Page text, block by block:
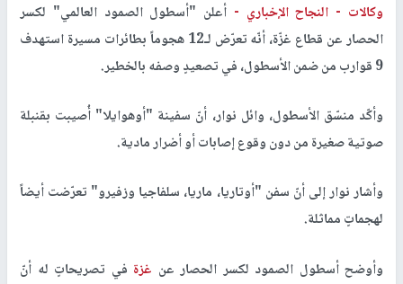
وكالات - النجاح الإخباري - أعلن "أسطول الصمود العالمي" لكسر
الحصار عن قطاع غزّة، أنّه تعرّض لـ12 هجوماً بطائرات مسيرة استهدف
9 قوارب من ضمن الأسطول، في تصعيدٍ وصفه بالخطير.
وأكّد منسّق الأسطول، وائل نوار، أنّ سفينة "أوهوايلا" أُصيبت بقنبلة
صوتية صغيرة من دون وقوع إصابات أو أضرار مادية.
وأشار نوار إلى أنّ سفن "أوتاريا، ماريا، سلفاجيا وزفيرو" تعرّضت أيضاً
لهجماتٍ مماثلة.
وأوضح أسطول الصمود لكسر الحصار عن غزة في تصريحاتٍ له أنّ